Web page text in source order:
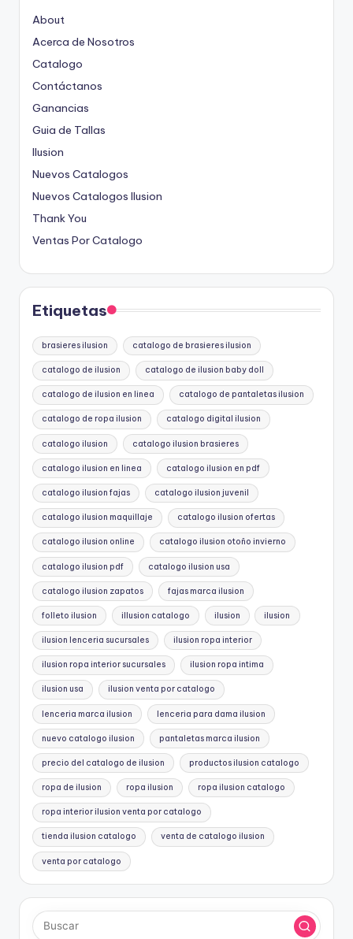
About
Acerca de Nosotros
Catalogo
Contáctanos
Ganancias
Guia de Tallas
Ilusion
Nuevos Catalogos
Nuevos Catalogos Ilusion
Thank You
Ventas Por Catalogo
Etiquetas
brasieres ilusion catalogo de brasieres ilusion
catalogo de ilusion catalogo de ilusion baby doll
catalogo de ilusion en linea catalogo de pantaletas ilusion
catalogo de ropa ilusion catalogo digital ilusion
catalogo ilusion catalogo ilusion brasieres
catalogo ilusion en linea catalogo ilusion en pdf
catalogo ilusion fajas catalogo ilusion juvenil
catalogo ilusion maquillaje catalogo ilusion ofertas
catalogo ilusion online catalogo ilusion otoño invierno
catalogo ilusion pdf catalogo ilusion usa
catalogo ilusion zapatos fajas marca ilusion
folleto ilusion illusion catalogo ilusion ilusion
ilusion lenceria sucursales ilusion ropa interior
ilusion ropa interior sucursales ilusion ropa intima
ilusion usa ilusion venta por catalogo
lenceria marca ilusion lenceria para dama ilusion
nuevo catalogo ilusion pantaletas marca ilusion
precio del catalogo de ilusion productos ilusion catalogo
ropa de ilusion ropa ilusion ropa ilusion catalogo
ropa interior ilusion venta por catalogo
tienda ilusion catalogo venta de catalogo ilusion
venta por catalogo